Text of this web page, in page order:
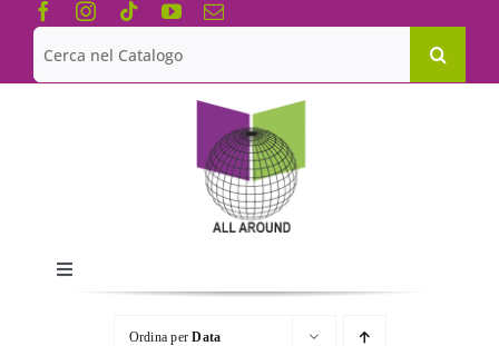
Salta
contenuto
Cerca
per:
Toggle
Navigation
Chi siamo
Ordina perData